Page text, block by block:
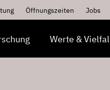
Öffnungszeiten Jobs
Werte &